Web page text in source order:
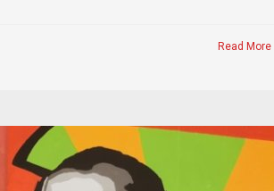
Read More